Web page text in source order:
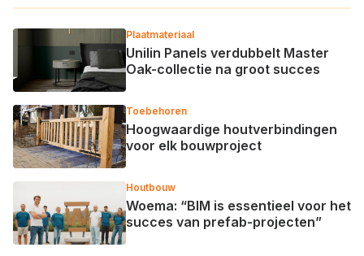
Plaatmateriaal
Unilin Panels verdubbelt Master
Oak-collectie na groot succes
Toebehoren
Hoogwaardige houtverbindingen
voor elk bouwproject
Houtbouw
Woema: “BIM is essentieel voor het
succes van prefab-projecten”